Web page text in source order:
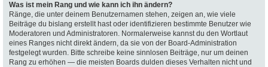
Was ist mein Rang und wie kann ich ihn ändern?
Ränge, die unter deinem Benutzernamen stehen, zeigen an, wie viele
Beiträge du bislang erstellt hast oder identifizieren bestimmte Benutzer wie
Moderatoren und Administratoren. Normalerweise kannst du den Wortlaut
eines Ranges nicht direkt ändern, da sie von der Board-Administration
festgelegt wurden. Bitte schreibe keine sinnlosen Beiträge, nur um deinen
Rang zu erhöhen — die meisten Boards dulden dieses Verhalten nicht und